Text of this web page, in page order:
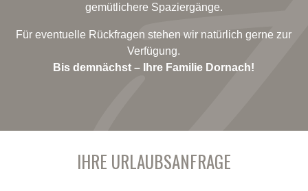
gemütlichere Spaziergänge.
Für eventuelle Rückfragen stehen wir natürlich gerne zur
Verfügung.
Bis demnächst – Ihre Familie Dornach!
IHRE URLAUBSANFRAGE